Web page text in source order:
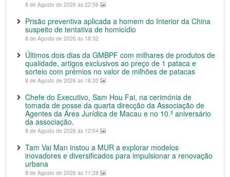
8 de Agosto de 2026 às 22:56
Prisão preventiva aplicada a homem do Interior da China
suspeito de tentativa de homicídio
8 de Agosto de 2026 às 18:32
Últimos dois dias da GMBPF com milhares de produtos de
qualidade, artigos exclusivos ao preço de 1 pataca e
sorteio com prémios no valor de milhões de patacas
8 de Agosto de 2026 às 18:32
Chefe do Executivo, Sam Hou Fai, na cerimónia de
tomada de posse da quarta direcção da Associação de
Agentes da Área Jurídica de Macau e no 10.º aniversário
da associação.
8 de Agosto de 2026 às 12:04
Tam Vai Man instou a MUR a explorar modelos
inovadores e diversificados para impulsionar a renovação
urbana
8 de Agosto de 2026 às 11:28